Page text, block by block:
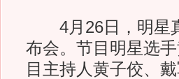
4月26日，明星真
布会。节目明星选
目主持人黄子佼、